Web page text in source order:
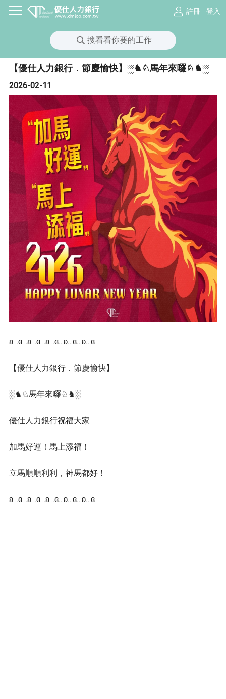
註冊 登入
搜看看你要的工作
【優仕人力銀行．節慶愉快】░♞♘馬年來囉♘♞░
2026-02-11
ʚ…ɞ…ʚ…ɞ…ʚ…ɞ…ʚ…ɞ…ʚ…ɞ
【優仕人力銀行．節慶愉快】
░♞♘馬年來囉♘♞░
優仕人力銀行祝福大家
加馬好運！馬上添福！
立馬順順利利，神馬都好！
ʚ…ɞ…ʚ…ɞ…ʚ…ɞ…ʚ…ɞ…ʚ…ɞ